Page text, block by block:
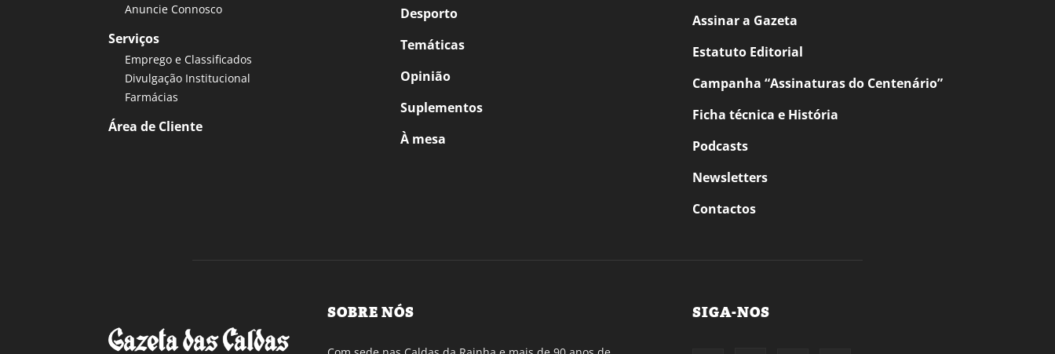
Anuncie Connosco
Serviços
Emprego e Classificados
Divulgação Institucional
Farmácias
Área de Cliente
Desporto
Temáticas
Opinião
Suplementos
À mesa
Assinar a Gazeta
Estatuto Editorial
Campanha “Assinaturas do Centenário”
Ficha técnica e História
Podcasts
Newsletters
Contactos
SOBRE NÓS SIGA-NOS